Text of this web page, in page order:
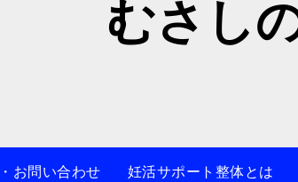
むさし
お問い合わせ 妊活サポート整体とは